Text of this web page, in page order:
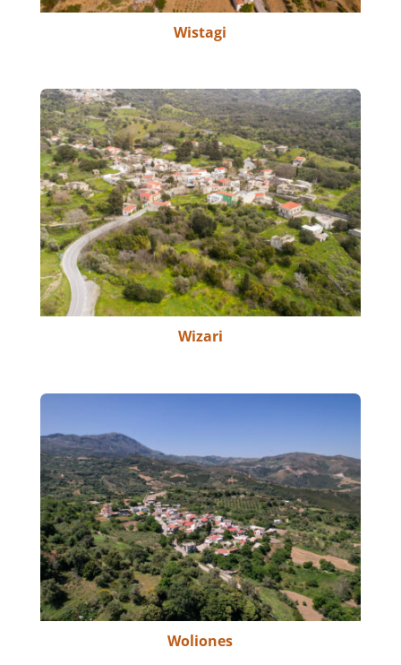
Wistagi
Wizari
Woliones